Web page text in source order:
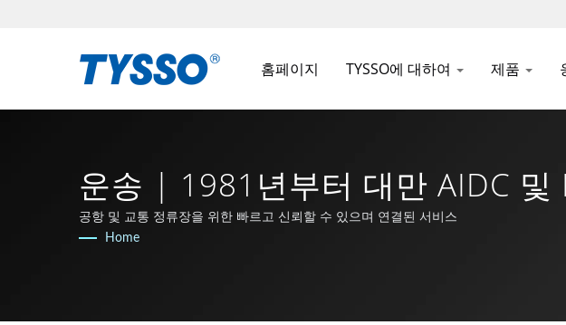
홈페이지 TYSSO에 대하여 제품
운송 | 1981년부터 대만 AIDC 및
공항 및 교통 정류장을 위한 빠르고 신뢰할 수 있으며 연결된 서비스
Home